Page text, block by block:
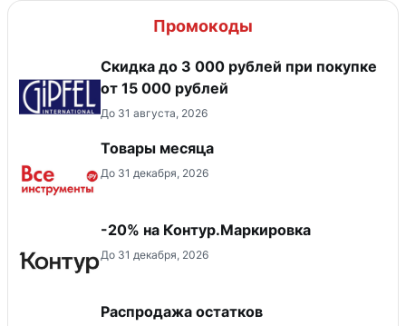
Промокоды
Скидка до 3 000 рублей при покупке
от 15 000 рублей
До 31 августа, 2026
Товары месяца
До 31 декабря, 2026
-20% на Контур.Маркировка
До 31 декабря, 2026
Распродажа остатков